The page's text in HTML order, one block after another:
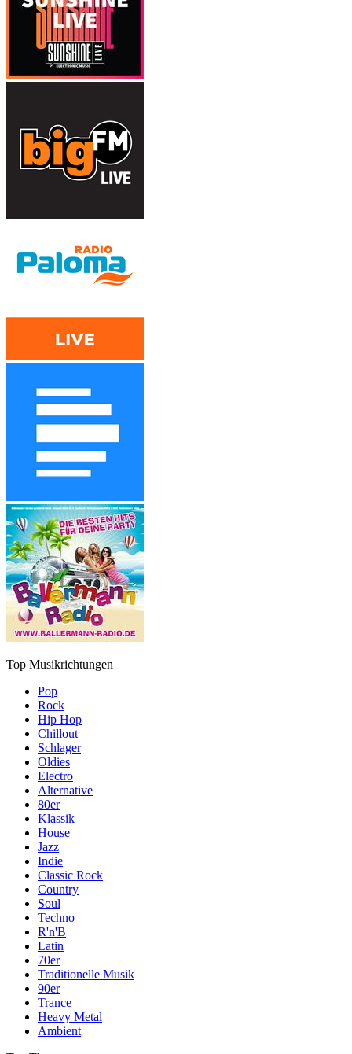
Top Musikrichtungen
Pop
Rock
Hip Hop
Chillout
Schlager
Oldies
Electro
Alternative
80er
Klassik
House
Jazz
Indie
Classic Rock
Country
Soul
Techno
R'n'B
Latin
70er
Traditionelle Musik
90er
Trance
Heavy Metal
Ambient